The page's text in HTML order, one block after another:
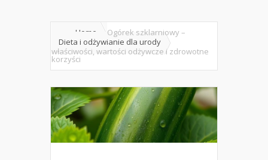
Home
Dieta i odżywianie dla urody
Ogórek szklarniowy –
właściwości, wartości odżywcze i zdrowotne
korzyści